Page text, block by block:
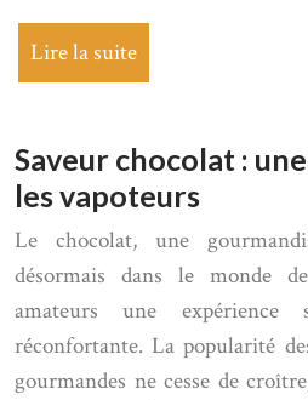
Lire la suite
Saveur chocolat :
les vapoteurs
Le chocolat, une
désormais dans le monde
amateurs une expérience
réconfortante. La popularité
gourmandes ne cesse de